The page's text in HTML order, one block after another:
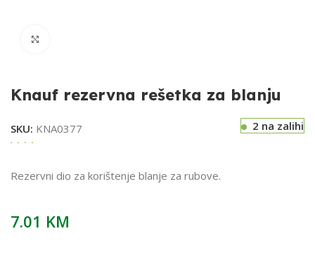
Knauf rezervna rešetka za blanju
SKU: KNA0377 2 na zalihi
Rezervni dio za korištenje blanje za rubove.
7.01 KM